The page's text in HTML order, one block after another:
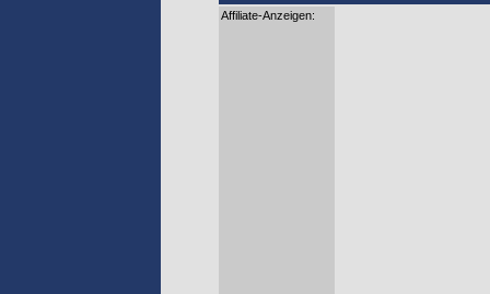
Affiliate-Anzeigen: